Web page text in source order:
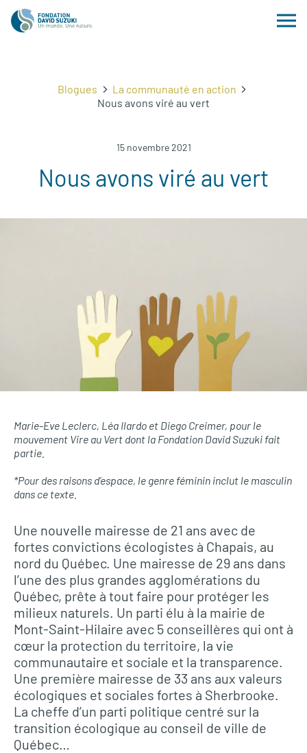
Blogues
La communauté en action
Nous avons viré au vert
15 novembre 2021
Nous avons viré au vert
Marie-Eve Leclerc, Léa Ilardo et Diego Creimer, pour le
mouvement Vire au Vert dont la Fondation David Suzuki fait
partie.
*Pour des raisons d’espace, le genre féminin inclut le masculin
dans ce texte.
Une nouvelle mairesse de 21 ans avec de
fortes convictions écologistes à Chapais, au
nord du Québec. Une mairesse de 29 ans dans
l’une des plus grandes agglomérations du
Québec, prête à tout faire pour protéger les
milieux naturels. Un parti élu à la mairie de
Mont-Saint-Hilaire avec 5 conseillères qui ont à
cœur la protection du territoire, la vie
communautaire et sociale et la transparence.
Une première mairesse de 33 ans aux valeurs
écologiques et sociales fortes à Sherbrooke.
La cheffe d’un parti politique centré sur la
transition écologique au conseil de ville de
Québec…